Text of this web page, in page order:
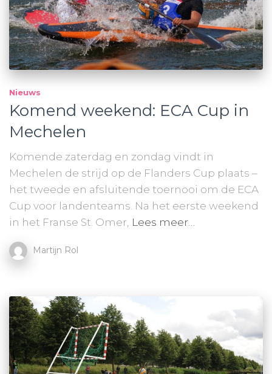
Nieuws
Komend weekend: ECA Cup in
Mechelen
Komende zaterdag en zondag vindt in
Mechelen de strijd op de Flanders Cup plaats –
het tweede en afsluitende toernooi om de ECA
Cup voor landenteams. Na het eerste weekend
in het Franse St. Omer, Lees meer…
Martijn Rol